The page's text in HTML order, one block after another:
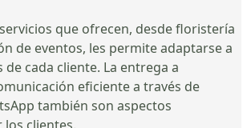
que ofrecen, desde floristería
de eventos, les permite adaptarse a
de cada cliente. La entrega a
eficiente a través de
también son aspectos
los clientes.